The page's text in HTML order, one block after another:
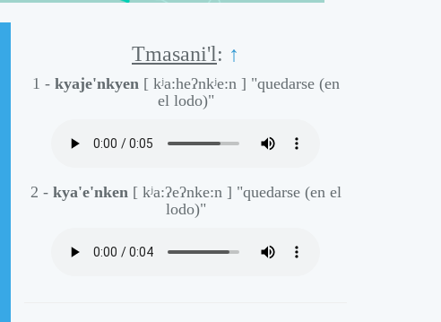
Tmasani'l: ↑
1 - kyaje'nkyen [ kʲa:heʔnkʲe:n ] "quedarse (en
el lodo)"
2 - kya'e'nken [ kʲa:ʔeʔnke:n ] "quedarse (en el
lodo)"